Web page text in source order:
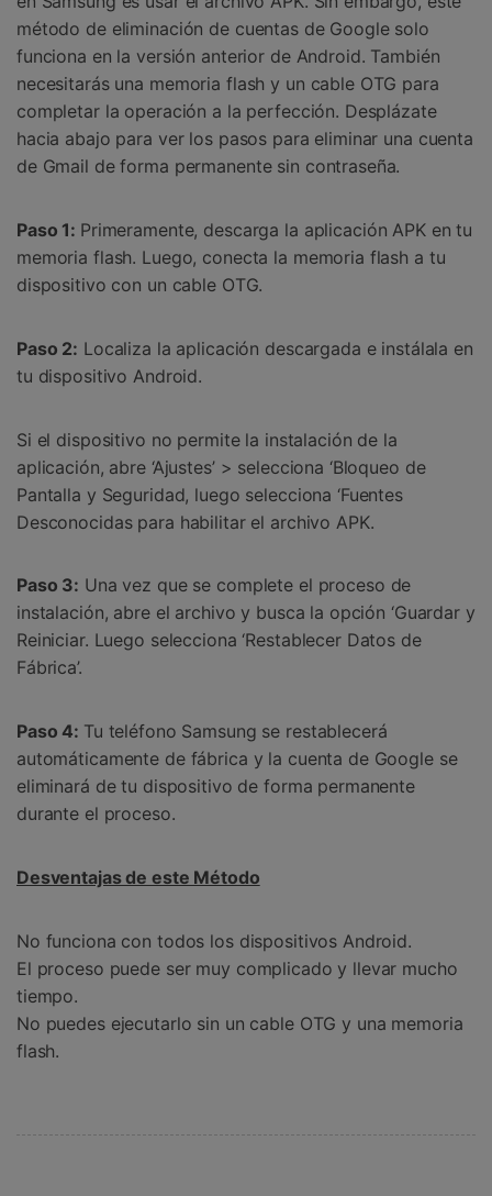
método de eliminación de cuentas de Google solo
funciona en la versión anterior de Android. También
necesitarás una memoria flash y un cable OTG para
completar la operación a la perfección. Desplázate
hacia abajo para ver los pasos para eliminar una cuenta
de Gmail de forma permanente sin contraseña.
Paso 1: Primeramente, descarga la aplicación APK en tu
memoria flash. Luego, conecta la memoria flash a tu
dispositivo con un cable OTG.
Paso 2: Localiza la aplicación descargada e instálala en
tu dispositivo Android.
Si el dispositivo no permite la instalación de la
aplicación, abre ‘Ajustes’ > selecciona ‘Bloqueo de
Pantalla y Seguridad, luego selecciona ‘Fuentes
Desconocidas para habilitar el archivo APK.
Paso 3: Una vez que se complete el proceso de
instalación, abre el archivo y busca la opción ‘Guardar y
Reiniciar. Luego selecciona ‘Restablecer Datos de
Fábrica’.
Paso 4: Tu teléfono Samsung se restablecerá
automáticamente de fábrica y la cuenta de Google se
eliminará de tu dispositivo de forma permanente
durante el proceso.
Desventajas de este Método
No funciona con todos los dispositivos Android.
El proceso puede ser muy complicado y llevar mucho
tiempo.
No puedes ejecutarlo sin un cable OTG y una memoria
flash.